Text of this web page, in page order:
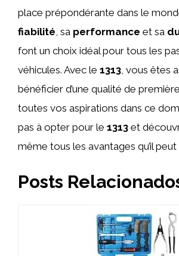
place prépondérante dans le
fiabilité, sa performance et sa
font un choix idéal pour tous les
véhicules. Avec le 1313, vous êtes
bénéficier d’une qualité de
toutes vos aspirations dans ce
pas à opter pour le 1313 et
même tous les avantages qu’il peut
Posts